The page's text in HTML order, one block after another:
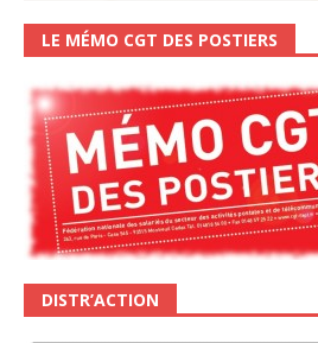
LE MÉMO CGT DES POSTIERS
DISTR’ACTION